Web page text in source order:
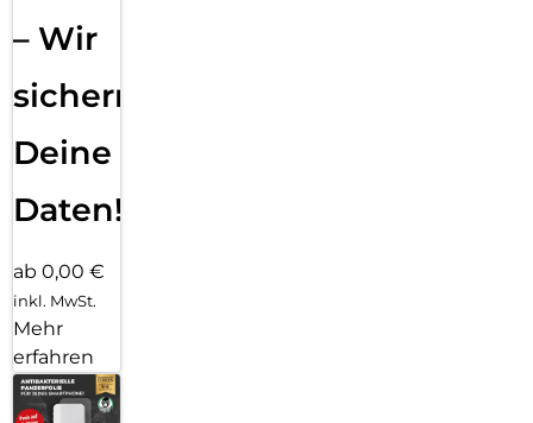
– Wir
sichern
Deine
Daten!
ab 0,00 €
inkl. MwSt.
Mehr
erfahren